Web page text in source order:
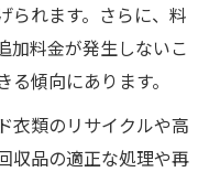
られます。さらに、料
加料金が発生しないこ
傾向にあります。
衣類のリサイクルや高
収品の適正な処理や再